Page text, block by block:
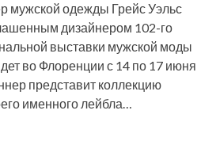
мужской одежды Грейс Уэльс
дизайнером 102-го
выставки мужской моды
во Флоренции с 14 по 17 июня
представит коллекцию
именного лейбла…